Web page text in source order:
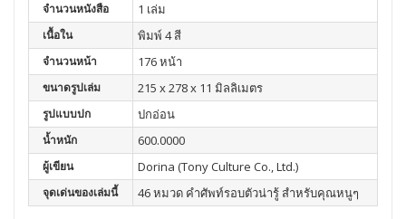
จำนวนหนังสือ 1 เล่ม
เนื้อใน พิมพ์ 4 สี
จำนวนหน้า 176 หน้า
ขนาดรูปเล่ม 215 x 278 x 11 มิลลิเมตร
รูปแบบปก ปกอ่อน
น้ำหนัก 600.0000
ผู้เขียน Dorina (Tony Culture Co., Ltd.)
จุดเด่นของเล่มนี้ 46 หมวด คำศัพท์รอบตัวน่ารู้ สำหรับคุณหนูๆ